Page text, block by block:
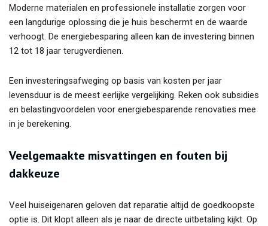
Moderne materialen en professionele installatie zorgen voor
een langdurige oplossing die je huis beschermt en de waarde
verhoogt. De energiebesparing alleen kan de investering binnen
12 tot 18 jaar terugverdienen.
Een investeringsafweging op basis van kosten per jaar
levensduur is de meest eerlijke vergelijking. Reken ook subsidies
en belastingvoordelen voor energiebesparende renovaties mee
in je berekening.
Veelgemaakte misvattingen en fouten bij
dakkeuze
Veel huiseigenaren geloven dat reparatie altijd de goedkoopste
optie is. Dit klopt alleen als je naar de directe uitbetaling kijkt. Op